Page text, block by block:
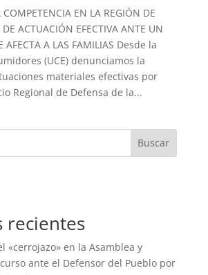
COMPETENCIA EN LA REGIÓN DE
ACTUACIÓN EFECTIVA ANTE UN
AFECTA A LAS FAMILIAS Desde la
(UCE) denunciamos la
materiales efectivas por
Regional de Defensa de la...
Buscar
recientes
«cerrojazo» en la Asamblea y
ante el Defensor del Pueblo por